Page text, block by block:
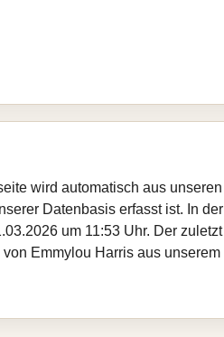
wird automatisch aus unseren
Datenbasis erfasst ist. In der
um 11:53 Uhr. Der zuletzt
Emmylou Harris aus unserem